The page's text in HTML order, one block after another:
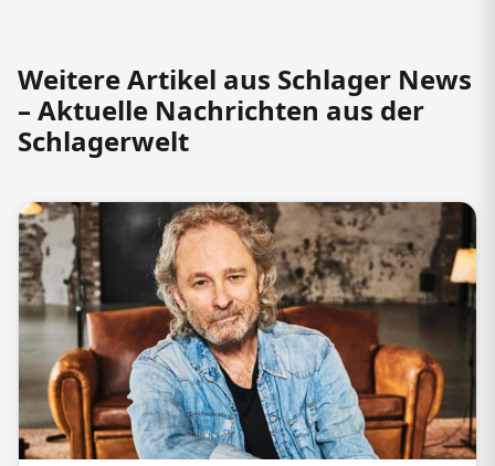
Weitere Artikel aus Schlager News
– Aktuelle Nachrichten aus der
Schlagerwelt